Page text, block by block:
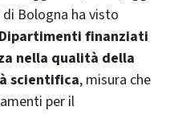
Bologna ha visto
finanziati
nella qualità della
scientifica, misura che
per il